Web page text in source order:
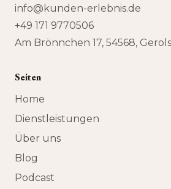
info@kunden-erlebnis.de
+49 171 9770506
Am Brönnchen 17, 54568,
Seiten
Home
Dienstleistungen
Über uns
Blog
Podcast